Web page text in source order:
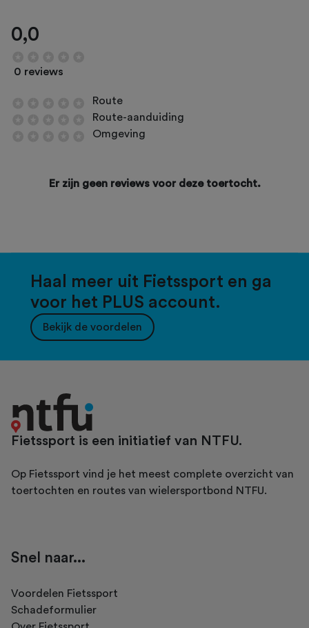
0,0
0 reviews
Route
Route-aanduiding
Omgeving
Er zijn geen reviews voor deze toertocht.
Haal meer uit Fietssport en ga
voor het PLUS account.
Bekijk de voordelen
Fietssport is een initiatief van NTFU.
Op Fietssport vind je het meest complete overzicht van
toertochten en routes van wielersportbond NTFU.
Snel naar...
Voordelen Fietssport
Schadeformulier